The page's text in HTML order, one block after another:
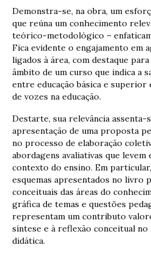
Demonstra-se, na obra, um
que reúna um conhecimento
teórico-metodológico –
Fica evidente o engajamento em
ligados à área, com destaque
âmbito de um curso que indica a
entre educação básica e
de vozes na educação.
Destarte, sua relevância assenta-
apresentação de uma proposta
no processo de elaboração
abordagens avaliativas que
contexto do ensino. Em
esquemas apresentados no livro
conceituais das áreas do
gráfica de temas e questões
representam um contributo
síntese e à reflexão conceitual
didática.